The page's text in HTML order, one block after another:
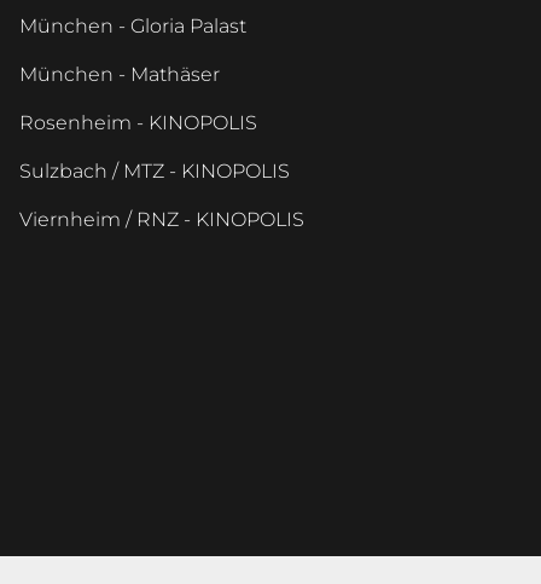
München - Gloria Palast
München - Mathäser
Rosenheim - KINOPOLIS
Sulzbach / MTZ - KINOPOLIS
Viernheim / RNZ - KINOPOLIS